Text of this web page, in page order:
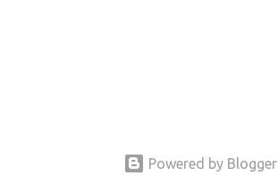
Powered by Blogger